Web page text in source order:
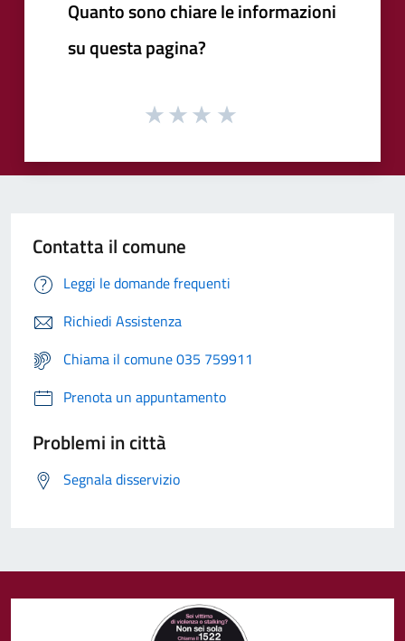
Quanto sono chiare le informazioni
su questa pagina?
Contatta il comune
Leggi le domande frequenti
Richiedi Assistenza
Chiama il comune 035 759911
Prenota un appuntamento
Problemi in città
Segnala disservizio